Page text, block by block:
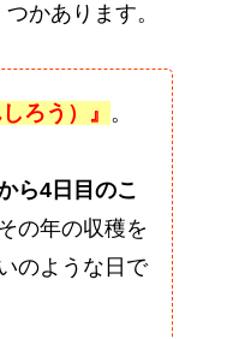
かあります。
ろう）』 。
ら4日目のこ
の年の収穫を
のような日で